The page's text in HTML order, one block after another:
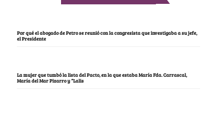
Por qué el abogado de Petro se reunió con la congresista que investigaba a su jefe,
el Presidente
La mujer que tumbó la lista del Pacto, en la que estaba María Fda. Carrascal,
María del Mar Pizarro y “Lalis